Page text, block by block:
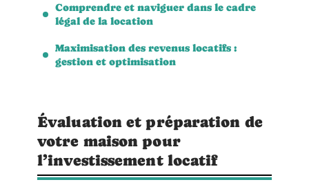
Comprendre et naviguer dans le cadre
légal de la location
Maximisation des revenus locatifs :
gestion et optimisation
Évaluation et préparation de
votre maison pour
l’investissement locatif